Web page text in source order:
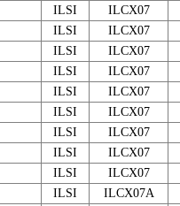
ILSI
ILCX07
ILSI
ILCX07
ILSI
ILCX07
ILSI
ILCX07
ILSI
ILCX07
ILSI
ILCX07
ILSI
ILCX07
ILSI
ILCX07
ILSI
ILCX07
ILSI
ILCX07A